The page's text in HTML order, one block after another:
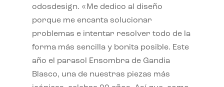
odosdesign. «Me dedico al diseño
porque me encanta solucionar
problemas e intentar resolver todo de la
forma más sencilla y bonita posible. Este
año el parasol Ensombra de Gandia
Blasco, una de nuestras piezas más